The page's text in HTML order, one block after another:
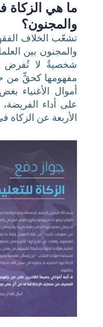
ما هي الزكاة
والمجنون؟
تشعّب الخلاف
والمجنون بين
شخصيةٌ لا تُفرض
مفهومها كحقٍّ من
أموال الأغنياء
على أداء الفريضة،
الأربعة عن